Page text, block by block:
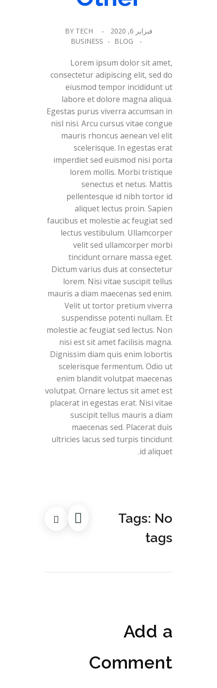
فبراير 6, 2020 BY TECH
BLOG
BUSINESS
Lorem ipsum dolor sit amet,
consectetur adipiscing elit, sed do
eiusmod tempor incididunt ut
labore et dolore magna aliqua.
Egestas purus viverra accumsan in
nisl nisi. Arcu cursus vitae congue
mauris rhoncus aenean vel elit
scelerisque. In egestas erat
imperdiet sed euismod nisi porta
lorem mollis. Morbi tristique
senectus et netus. Mattis
pellentesque id nibh tortor id
aliquet lectus proin. Sapien
faucibus et molestie ac feugiat sed
lectus vestibulum. Ullamcorper
velit sed ullamcorper morbi
tincidunt ornare massa eget.
Dictum varius duis at consectetur
lorem. Nisi vitae suscipit tellus
mauris a diam maecenas sed enim.
Velit ut tortor pretium viverra
suspendisse potenti nullam. Et
molestie ac feugiat sed lectus. Non
nisi est sit amet facilisis magna.
Dignissim diam quis enim lobortis
scelerisque fermentum. Odio ut
enim blandit volutpat maecenas
volutpat. Ornare lectus sit amet est
placerat in egestas erat. Nisi vitae
suscipit tellus mauris a diam
maecenas sed. Placerat duis
ultricies lacus sed turpis tincidunt
id aliquet.
Tags: No
tags
Add a
Comment